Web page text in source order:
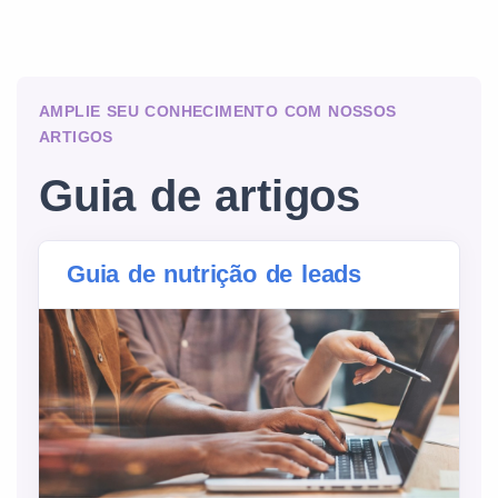
AMPLIE SEU CONHECIMENTO COM NOSSOS
ARTIGOS
Guia de artigos
Guia de nutrição de leads